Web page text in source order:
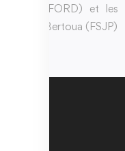
IFORD) et les
Bertoua (FSJP)